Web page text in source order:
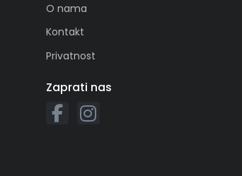
O nama
Kontakt
Privatnost
Zaprati nas